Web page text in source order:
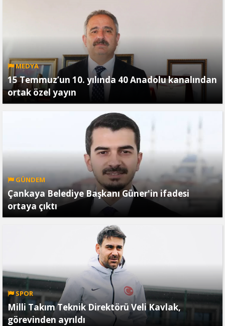
MEDYA
15 Temmuz’un 10. yılında 40 Anadolu kanalından
ortak özel yayın
GÜNDEM
Çankaya Belediye Başkanı Güner'in ifadesi
ortaya çıktı
SPOR
Milli Takım Teknik Direktörü Veli Kavlak,
görevinden ayrıldı